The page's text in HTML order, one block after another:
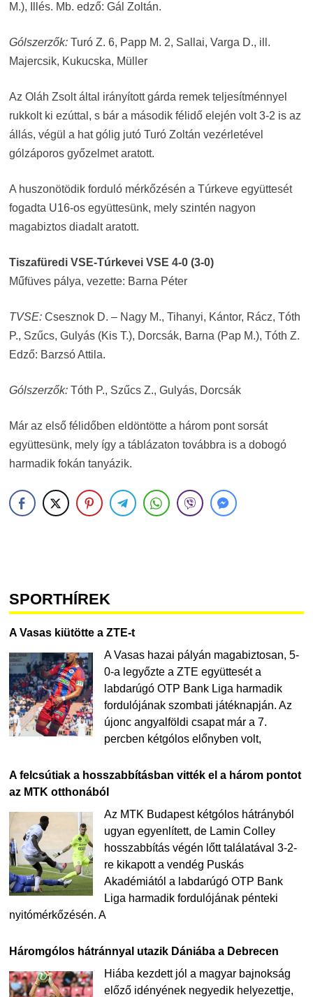
M.), Illés. Mb. edző: Gál Zoltán.
Gólszerzők:Turó Z. 6, Papp M. 2, Sallai, Varga D., ill.
Majercsik, Kukucska, Müller
Az Oláh Zsolt által irányított gárda remek teljesítménnyel
rukkolt ki ezúttal, s bár a második félidő elején volt 3-2 is az
állás, végül a hat gólig jutó Turó Zoltán vezérletével
gólzáporos győzelmet aratott.
A huszonötödik forduló mérkőzésén a Túrkeve együttesét
fogadta U16-os együttesünk, mely szintén nagyon
magabiztos diadalt aratott.
Tiszafüredi VSE-Túrkevei VSE 4-0 (3-0)
Műfüves pálya, vezette: Barna Péter
TVSE:Csesznok D. – Nagy M., Tihanyi, Kántor, Rácz, Tóth
P., Szűcs, Gulyás (Kis T.), Dorcsák, Barna (Pap M.), Tóth Z.
Edző: Barzsó Attila.
Gólszerzők: Tóth P., Szűcs Z., Gulyás, Dorcsák
Már az első félidőben eldöntötte a három pont sorsát
együttesünk, mely így a táblázaton továbbra is a dobogó
harmadik fokán tanyázik.
SPORTHÍREK
A Vasas kiütötte a ZTE-t
A Vasas hazai pályán magabiztosan, 5-
0-a legyőzte a ZTE együttesét a
labdarúgó OTP Bank Liga harmadik
fordulójának szombati játéknapján. Az
újonc angyalföldi csapat már a 7.
percben kétgólos előnyben volt,
A felcsútiak a hosszabbításban vitték el a három pontot
az MTK otthonából
Az MTK Budapest kétgólos hátrányból
ugyan egyenlített, de Lamin Colley
hosszabbítás végén lőtt találatával 3-2-
re kikapott a vendég Puskás
Akadémiától a labdarúgó OTP Bank
Liga harmadik fordulójának pénteki
nyitómérkőzésén. A
Háromgólos hátránnyal utazik Dániába a Debrecen
Hiába kezdett jól a magyar bajnokság
előző idényének negyedik helyezettje,